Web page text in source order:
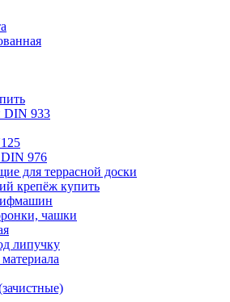
DIN 933
976
для террасной доски
крепёж купить
чашки
липучку